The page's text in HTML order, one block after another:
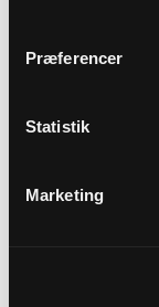
vores
Præferencer
Statistik
Marketing